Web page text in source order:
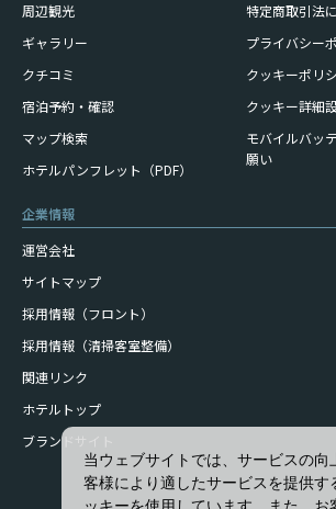
周辺観光
ギャラリー
クチコミ
宿泊予約・確認
マップ検索
ホテルパンフレット（PDF）
特定商取引法
プライバシー
クッキーポリ
クッキー詳細
モバイルバッ
願い
企業情報
運営会社
サイトマップ
採用情報（フロント）
採用情報（清掃客室整備）
関連リンク
ホテルトップ
ブランドサイト
当ウェブサイトでは、サービスの向
客様により適したサービスを提供す